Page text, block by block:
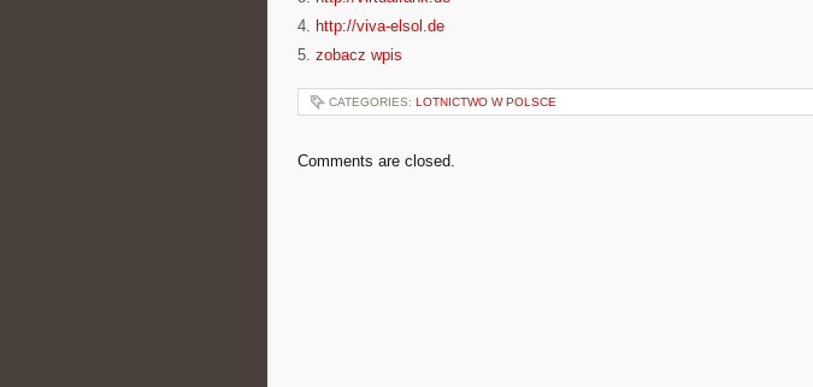
4. http://viva-elsol.de
5. zobacz wpis
CATEGORIES: LOTNICTWO W POLSCE
Comments are closed.